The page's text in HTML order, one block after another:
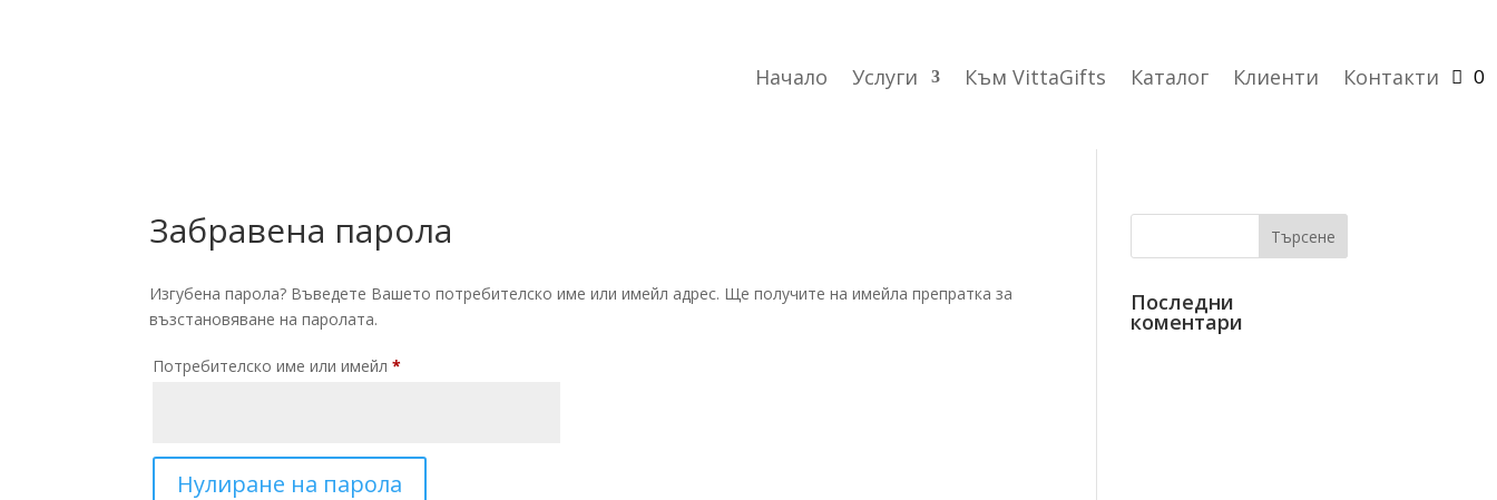
Начало Услуги Към VittaGifts Каталог Клиенти Контакти 0
Забравена парола
Изгубена парола? Въведете Вашето потребителско име или имейл адрес. Ще получите на имейла препратка за
възстановяване на паролата.
Потребителско име или имейл*
Нулиране на парола
Последни
коментари